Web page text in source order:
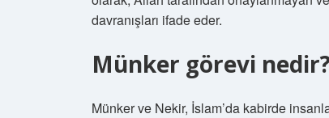
davranışları ifade eder.
Münker görevi
Münker ve Nekir, İslam’da kabirde